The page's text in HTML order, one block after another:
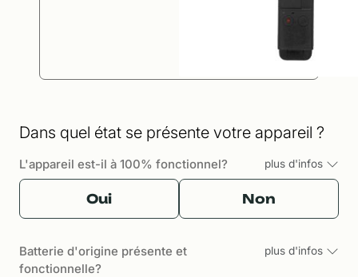
Dans quel état se présente votre appareil ?
L'appareil est-il à 100% fonctionnel? plus d'infos
Oui Non
Batterie d'origine présente et
fonctionnelle?
plus d'infos